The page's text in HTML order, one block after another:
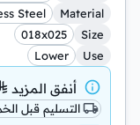
Material
Steel
Size
018x025
Use
Lower
أنفق المزيد
التسليم قبل الخميس،